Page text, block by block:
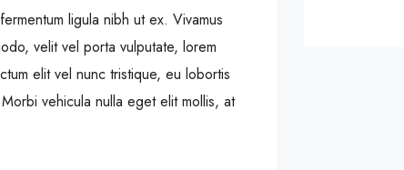
ligula nibh ut ex. Vivamus
velit vel porta vulputate, lorem
elit vel nunc tristique, eu lobortis
vehicula nulla eget elit mollis, at